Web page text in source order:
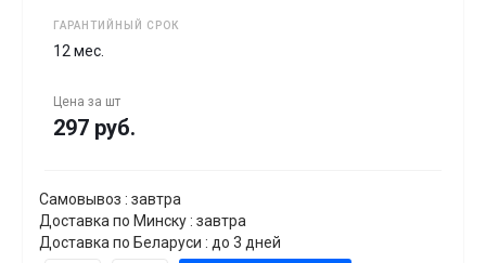
ГАРАНТИЙНЫЙ СРОК
12 мес.
Цена за шт
297 руб.
Самовывоз : завтра
Доставка по Минску : завтра
Доставка по Беларуси : до 3 дней